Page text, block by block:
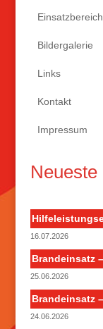
Einsatzbereich
Bildergalerie
Links
Kontakt
Impressum
16.07.2026
Brandeinsatz
25.06.2026
Brandeinsatz
24.06.2026